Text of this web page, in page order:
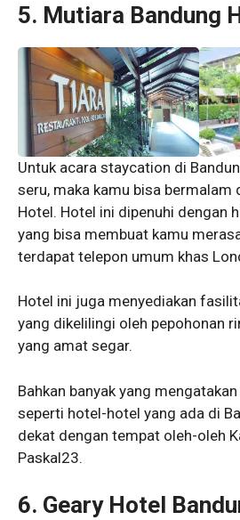
5. Mutiara Bandung
Untuk acara staycation di
seru, maka kamu bisa bermalam
Hotel. Hotel ini dipenuhi dengan
yang bisa membuat kamu
terdapat telepon umum khas
Hotel ini juga menyediakan
yang dikelilingi oleh pepohonan
yang amat segar.
Bahkan banyak yang
seperti hotel-hotel yang ada di
dekat dengan tempat oleh-oleh
Paskal23.
6. Geary Hotel